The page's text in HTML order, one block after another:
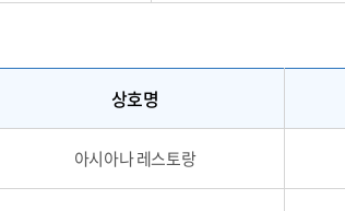
상호명
아시아나 레스토랑